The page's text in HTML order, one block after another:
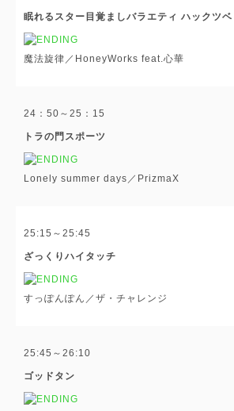
眠れるスター目覚ましバラエティ ハックツベ
魔法旋律／HoneyWorks feat.心華
24：50～25：15
トラの門スポーツ
Lonely summer days／PrizmaX
25:15～25:45
ざっくりハイタッチ
すっぽんぽん／ザ・チャレンジ
25:45～26:10
ゴッドタン